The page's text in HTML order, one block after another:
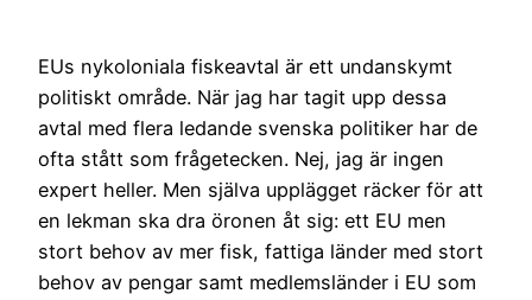
EUs nykoloniala fiskeavtal är ett undanskymt
politiskt område. När jag har tagit upp dessa
avtal med flera ledande svenska politiker har de
ofta stått som frågetecken. Nej, jag är ingen
expert heller. Men själva upplägget räcker för att
en lekman ska dra öronen åt sig: ett EU men
stort behov av mer fisk, fattiga länder med stort
behov av pengar samt medlemsländer i EU som